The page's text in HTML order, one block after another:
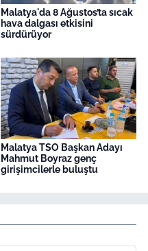
Malatya'da 8 Ağustos’ta sıcak
hava dalgası etkisini
sürdürüyor
Malatya TSO Başkan Adayı
Mahmut Boyraz genç
girişimcilerle buluştu